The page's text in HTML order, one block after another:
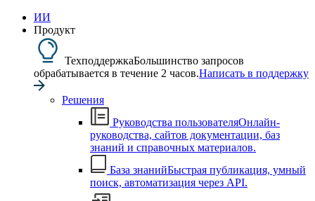
ИИ
Продукт
ТехподдержкаБольшинство запросов
обрабатывается в течение 2 часов.Написать в поддержку
Решения
Руководства пользователяОнлайн-
руководства, сайтов документации, баз
знаний и справочных материалов.
База знанийБыстрая публикация, умный
поиск, автоматизация через API.